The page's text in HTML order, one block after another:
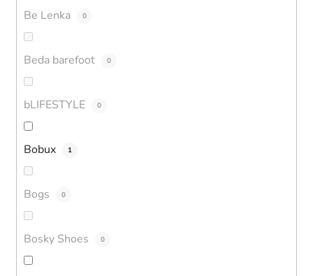
Be Lenka 0
Beda barefoot 0
bLIFESTYLE 0
Bobux 1
Bogs 0
Bosky Shoes 0